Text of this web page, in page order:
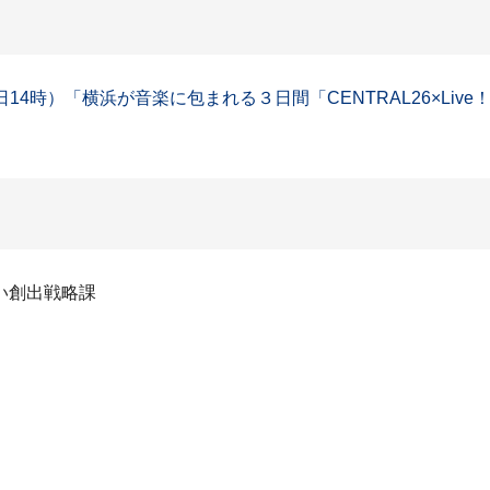
時）「横浜が音楽に包まれる３日間「CENTRAL26×Live
創出戦略課